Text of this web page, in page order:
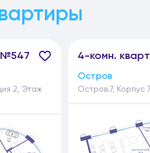
№547
2, Этаж
4-комн.
Остров
Остров.7, Корпус